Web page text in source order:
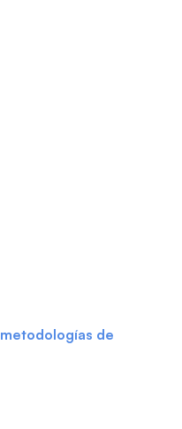
metodologías de